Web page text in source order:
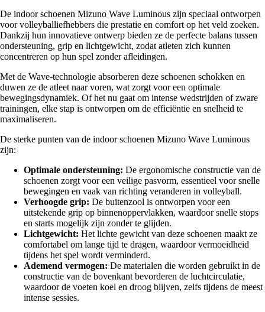
De indoor schoenen Mizuno Wave Luminous zijn speciaal ontworpen
voor volleyballiefhebbers die prestatie en comfort op het veld zoeken.
Dankzij hun innovatieve ontwerp bieden ze de perfecte balans tussen
ondersteuning, grip en lichtgewicht, zodat atleten zich kunnen
concentreren op hun spel zonder afleidingen.
Met de Wave-technologie absorberen deze schoenen schokken en
duwen ze de atleet naar voren, wat zorgt voor een optimale
bewegingsdynamiek. Of het nu gaat om intense wedstrijden of zware
trainingen, elke stap is ontworpen om de efficiëntie en snelheid te
maximaliseren.
De sterke punten van de indoor schoenen Mizuno Wave Luminous
zijn:
Optimale ondersteuning: De ergonomische constructie van de
schoenen zorgt voor een veilige pasvorm, essentieel voor snelle
bewegingen en vaak van richting veranderen in volleyball.
Verhoogde grip: De buitenzool is ontworpen voor een
uitstekende grip op binnenoppervlakken, waardoor snelle stops
en starts mogelijk zijn zonder te glijden.
Lichtgewicht: Het lichte gewicht van deze schoenen maakt ze
comfortabel om lange tijd te dragen, waardoor vermoeidheid
tijdens het spel wordt verminderd.
Ademend vermogen: De materialen die worden gebruikt in de
constructie van de bovenkant bevorderen de luchtcirculatie,
waardoor de voeten koel en droog blijven, zelfs tijdens de meest
intense sessies.